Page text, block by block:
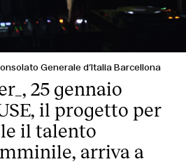
Contatto
Generale d’Italia Barcellona
25 gennaio
il progetto per
il talento
arriva a